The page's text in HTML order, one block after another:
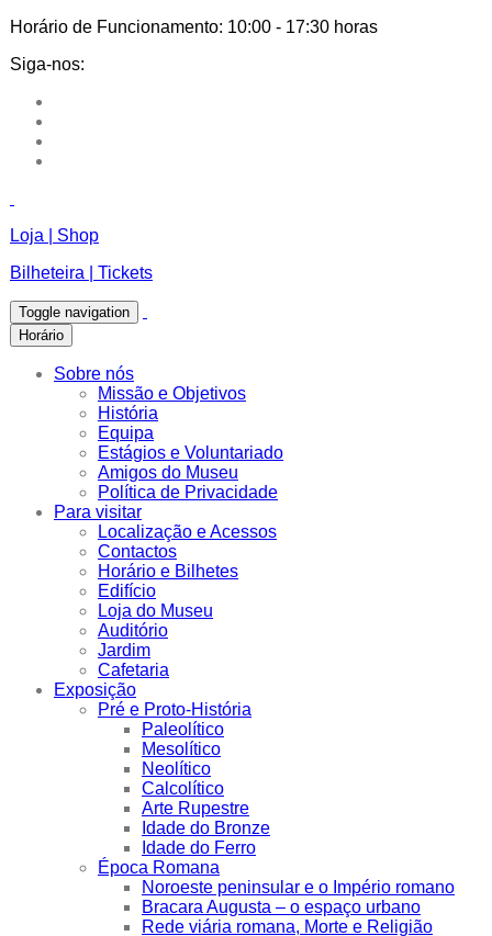
Horário de Funcionamento: 10:00 - 17:30 horas
Siga-nos:
Loja | Shop
Bilheteira | Tickets
Toggle navigation
Horário
Sobre nós
Missão e Objetivos
História
Equipa
Estágios e Voluntariado
Amigos do Museu
Política de Privacidade
Para visitar
Localização e Acessos
Contactos
Horário e Bilhetes
Edifício
Loja do Museu
Auditório
Jardim
Cafetaria
Exposição
Pré e Proto-História
Paleolítico
Mesolítico
Neolítico
Calcolítico
Arte Rupestre
Idade do Bronze
Idade do Ferro
Época Romana
Noroeste peninsular e o Império romano
Bracara Augusta – o espaço urbano
Rede viária romana, Morte e Religião